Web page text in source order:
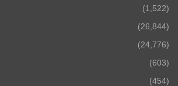
(1,522)
(26,844)
(24,776)
(603)
(454)